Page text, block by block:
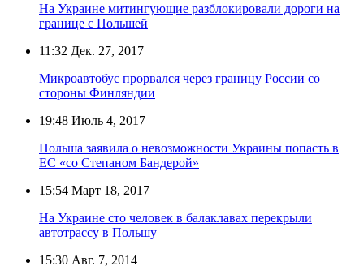
На Украине митингующие разблокировали дороги на
границе с Польшей
11:32 Дек. 27, 2017
Микроавтобус прорвался через границу России со
стороны Финляндии
19:48 Июль 4, 2017
Польша заявила о невозможности Украины попасть в
ЕС «со Степаном Бандерой»
15:54 Март 18, 2017
На Украине сто человек в балаклавах перекрыли
автотрассу в Польшу
15:30 Авг. 7, 2014